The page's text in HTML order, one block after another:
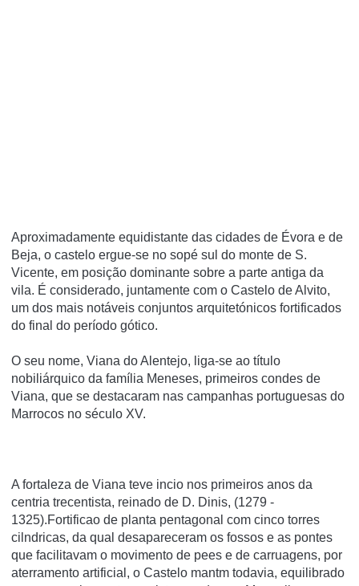
Aproximadamente equidistante das cidades de Évora e de
Beja, o castelo ergue-se no sopé sul do monte de S.
Vicente, em posição dominante sobre a parte antiga da
vila. É considerado, juntamente com o Castelo de Alvito,
um dos mais notáveis conjuntos arquitetónicos fortificados
do final do perí­odo gótico.
O seu nome, Viana do Alentejo, liga-se ao tí­tulo
nobiliárquico da famí­lia Meneses, primeiros condes de
Viana, que se destacaram nas campanhas portuguesas do
Marrocos no século XV.
A fortaleza de Viana teve incio nos primeiros anos da
centria trecentista, reinado de D. Dinis, (1279 -
1325).Fortificao de planta pentagonal com cinco torres
cilndricas, da qual desapareceram os fossos e as pontes
que facilitavam o movimento de pees e de carruagens, por
aterramento artificial, o Castelo mantm todavia, equilibrado